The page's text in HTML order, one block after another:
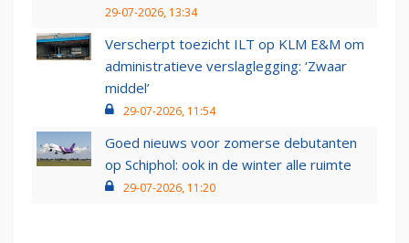
29-07-2026, 13:34
Verscherpt toezicht ILT op KLM E&M om
administratieve verslaglegging: ‘Zwaar
middel’
29-07-2026, 11:54
Goed nieuws voor zomerse debutanten
op Schiphol: ook in de winter alle ruimte
29-07-2026, 11:20